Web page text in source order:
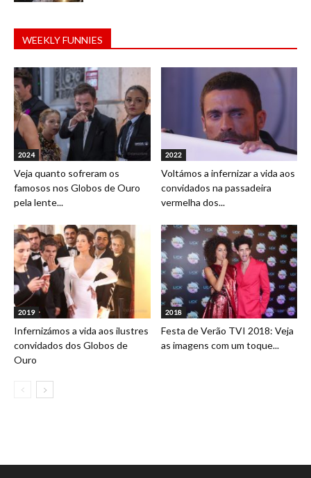
WEEKLY FUNNIES
2024
Veja quanto sofreram os
famosos nos Globos de Ouro
pela lente...
2022
Voltámos a infernizar a vida aos
convidados na passadeira
vermelha dos...
2019
Infernizámos a vida aos ilustres
convidados dos Globos de
Ouro
2018
Festa de Verão TVI 2018: Veja
as imagens com um toque...